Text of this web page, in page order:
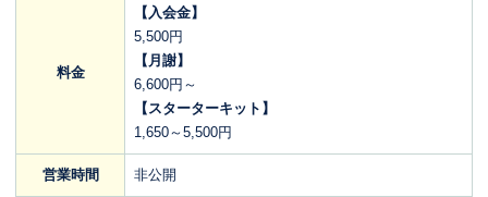
料金
【入会金】
5,500円
【月謝】
6,600円～
【スターターキット】
1,650～5,500円
営業時間 非公開